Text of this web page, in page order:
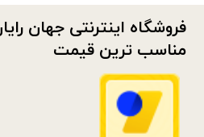
فروشگاه اینترنتی جهان
مناسب ترین قیمت​​​​​​​